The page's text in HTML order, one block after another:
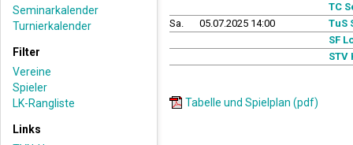
Seminarkalender
Turnierkalender
Filter
Vereine
Spieler
LK-Rangliste
Links
TC
Sa.
05.07.2025 14:00
TuS
SF
STV
Tabelle und Spielplan (pdf)